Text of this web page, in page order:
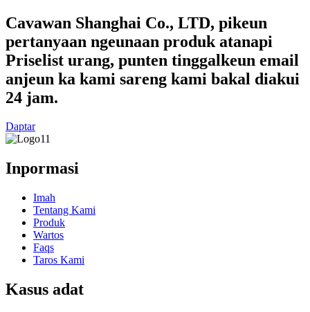
Cavawan Shanghai Co., LTD, pikeun
pertanyaan ngeunaan produk atanapi
Priselist urang, punten tinggalkeun email
anjeun ka kami sareng kami bakal diakui
24 jam.
Daptar
Inpormasi
Imah
Tentang Kami
Produk
Wartos
Faqs
Taros Kami
Kasus adat